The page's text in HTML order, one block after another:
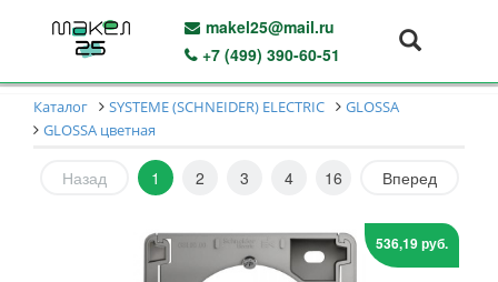
makel25@mail.ru
+7 (499) 390-60-51
Каталог SYSTEME (SCHNEIDER) ELECTRIC
GLOSSA
GLOSSA цветная
Назад 1 2 3 4 16 Вперед
536,19 руб.